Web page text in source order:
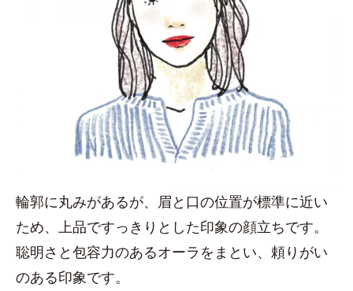
輪郭に丸みがあるが、眉と口の位置が標準に近い
ため、上品ですっきりとした印象の顔立ちです。
聡明さと包容力のあるオーラをまとい、頼りがい
のある印象です。